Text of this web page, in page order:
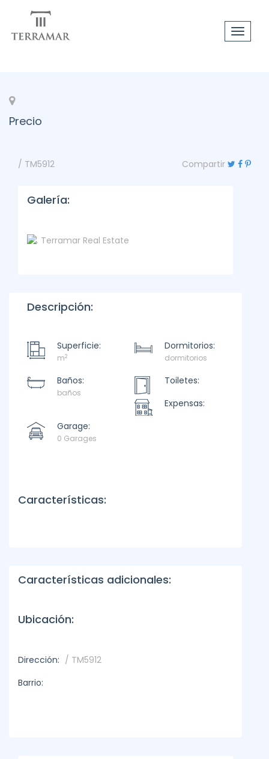
Toggle
Precio
/ TM5912 Compartir
Galería:
Descripción:
Superficie:
m2
Dormitorios:
dormitorios
Baños:
baños
Toiletes:
Expensas:
Garage:
0 Garages
Características:
Características adicionales:
Ubicación:
Dirección: / TM5912
Barrio: